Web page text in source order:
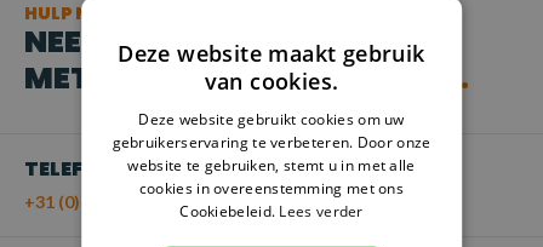
HULP NODIG?
NEEM CONTACT OP
MET ONZE KLANTENSERVICE
TELEFOON
+31 (0)55 - 203 21 43
Deze website maakt gebruik
van cookies.
Deze website gebruikt cookies om uw
gebruikerservaring te verbeteren. Door onze
website te gebruiken, stemt u in met alle
cookies in overeenstemming met ons
Cookiebeleid. Lees verder